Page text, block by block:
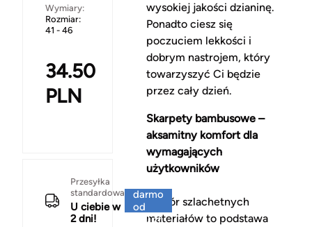
Wymiary:
Rozmiar:
41 - 46
34.50
PLN
Przesyłka
standardowa
U ciebie w
2 dni!
darmo
od
150 zł
wysokiej jakości dzianinę.
Ponadto ciesz się
poczuciem lekkości i
dobrym nastrojem, który
towarzyszyć Ci będzie
przez cały dzień.
Skarpety bambusowe –
aksamitny komfort dla
wymagających
użytkowników
Wybór szlachetnych
materiałów to podstawa